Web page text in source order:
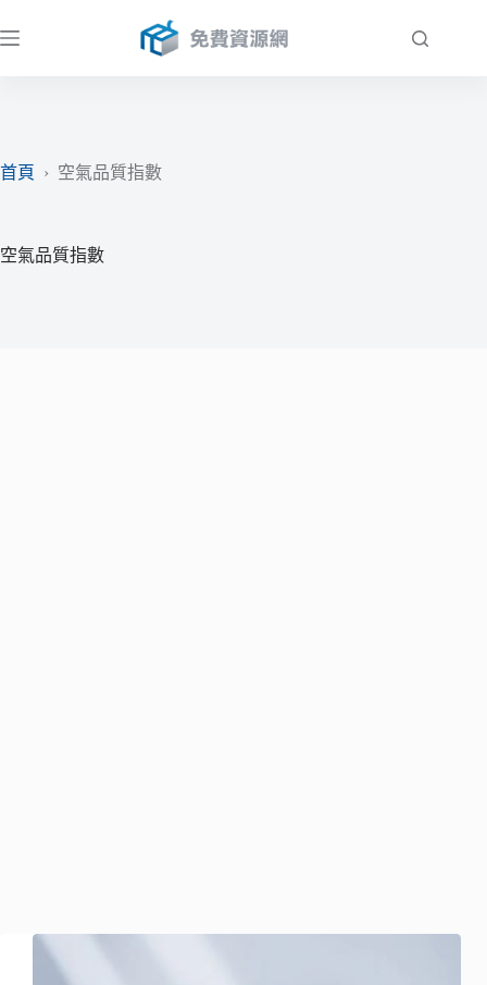
至
首頁
› 空氣品質指數
空氣品質指數